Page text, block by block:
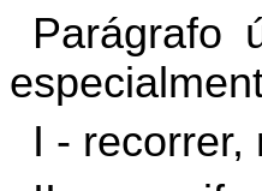
Parágrafo
I -